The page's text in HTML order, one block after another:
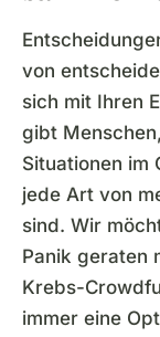
von
sich mit Ihren
gibt
Situationen im
jede Art von
sind. Wir
Panik geraten
Krebs-
immer eine